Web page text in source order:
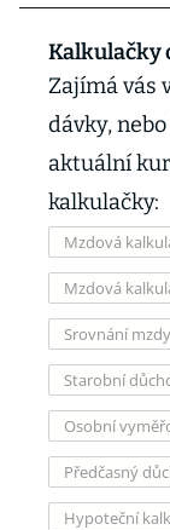
Kalkulačky
Zajímá vás
dávky,
aktuální
kalkulačky:
Mzdová
Mzdová
Srovnání
Starobní
Osobní
Předčasný
Hypoteční